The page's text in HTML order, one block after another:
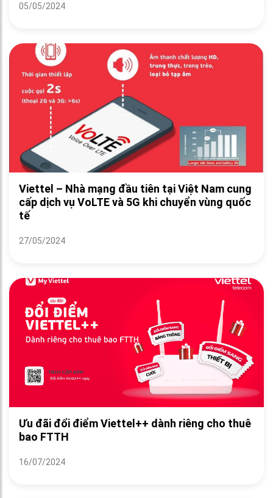
05/05/2024
Viettel – Nhà mạng đầu tiên tại Việt Nam cung
cấp dịch vụ VoLTE và 5G khi chuyển vùng quốc
tế
27/05/2024
Ưu đãi đổi điểm Viettel++ dành riêng cho thuê
bao FTTH
16/07/2024